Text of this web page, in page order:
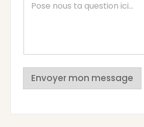
Envoyer mon message